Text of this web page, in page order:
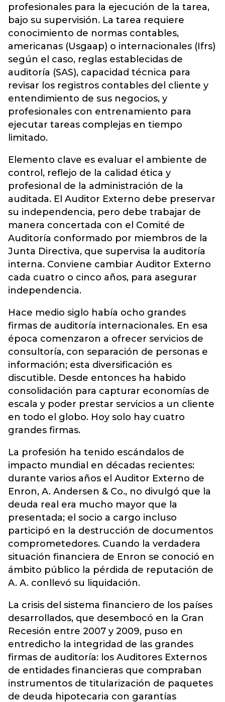
profesionales para la ejecución de la tarea,
bajo su supervisión. La tarea requiere
conocimiento de normas contables,
americanas (Usgaap) o internacionales (Ifrs)
según el caso, reglas establecidas de
auditoría (SAS), capacidad técnica para
revisar los registros contables del cliente y
entendimiento de sus negocios, y
profesionales con entrenamiento para
ejecutar tareas complejas en tiempo
limitado.
Elemento clave es evaluar el ambiente de
control, reflejo de la calidad ética y
profesional de la administración de la
auditada. El Auditor Externo debe preservar
su independencia, pero debe trabajar de
manera concertada con el Comité de
Auditoría conformado por miembros de la
Junta Directiva, que supervisa la auditoría
interna. Conviene cambiar Auditor Externo
cada cuatro o cinco años, para asegurar
independencia.
Hace medio siglo había ocho grandes
firmas de auditoría internacionales. En esa
época comenzaron a ofrecer servicios de
consultoría, con separación de personas e
información; esta diversificación es
discutible. Desde entonces ha habido
consolidación para capturar economías de
escala y poder prestar servicios a un cliente
en todo el globo. Hoy solo hay cuatro
grandes firmas.
La profesión ha tenido escándalos de
impacto mundial en décadas recientes:
durante varios años el Auditor Externo de
Enron, A. Andersen & Co., no divulgó que la
deuda real era mucho mayor que la
presentada; el socio a cargo incluso
participó en la destrucción de documentos
comprometedores. Cuando la verdadera
situación financiera de Enron se conoció en
ámbito público la pérdida de reputación de
A. A. conllevó su liquidación.
La crisis del sistema financiero de los países
desarrollados, que desembocó en la Gran
Recesión entre 2007 y 2009, puso en
entredicho la integridad de las grandes
firmas de auditoría: los Auditores Externos
de entidades financieras que compraban
instrumentos de titularización de paquetes
de deuda hipotecaria con garantías